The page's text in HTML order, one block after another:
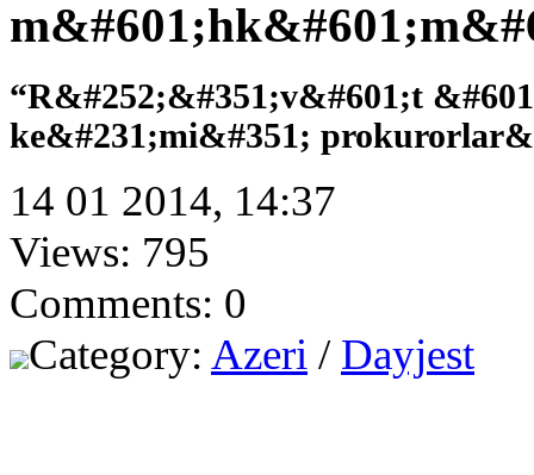
“R&#252;&#351;v&#601;t
ke&#231;mi&#351;
14 01 2014, 14:37
Views: 795
Comments: 0
Category: Azeri / Dayjest